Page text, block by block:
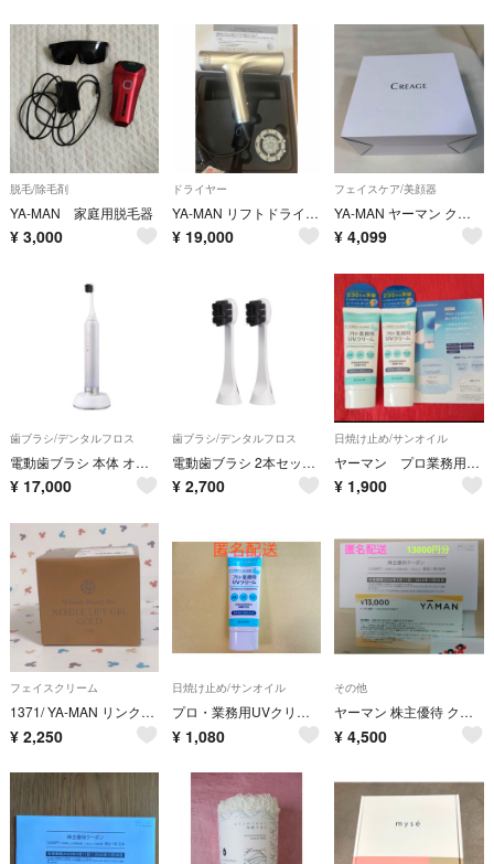
脱毛/除毛剤
YA-MAN 家庭用脱毛器
¥ 3,000
ドライヤー
YA-MAN リフトドライヤー アタッチメント付き
¥ 19,000
フェイスケア/美顔器
YA-MAN ヤーマン クリアージュ ディープスパリフト CR051T 動作確認済
¥ 4,099
歯ブラシ/デンタルフロス
電動歯ブラシ 本体 オーラルリフト SE YA-MAN ヤーマン
¥ 17,000
歯ブラシ/デンタルフロス
電動歯ブラシ 2本セット ヤーマン オーラルリフトSE YOC-OLSE1W
¥ 2,700
日焼け止め/サンオイル
ヤーマン プロ業務用UVクリーム 2本セットおまけ付き
¥ 1,900
フェイスクリーム
1371/ YA-MAN リンクルビューティープロ NLゲル ゴールド 50g
¥ 2,250
日焼け止め/サンオイル
プロ・業務用UVクリーム
¥ 1,080
その他
ヤーマン 株主優待 クーポン １３０００円分 匿名配送☆
¥ 4,500